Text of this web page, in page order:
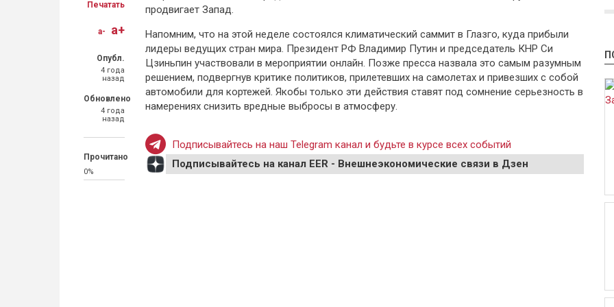
Печатать
a- a+
Опубл.
4 года
назад
Обновлено
4 года
назад
Прочитано
0%
продвигает Запад.
Напомним, что на этой неделе состоялся климатический саммит в Глазго, куда прибыли
лидеры ведущих стран мира. Президент РФ Владимир Путин и председатель КНР Си
Цзиньпин участвовали в мероприятии онлайн. Позже пресса назвала это самым разумным
решением, подвергнув критике политиков, прилетевших на самолетах и привезших с собой
автомобили для кортежей. Якобы только эти действия ставят под сомнение серьезность в
намерениях снизить вредные выбросы в атмосферу.
Подписывайтесь на наш Telegram канал и будьте в курсе всех событий
Подписывайтесь на канал EER - Внешнеэкономические связи в Дзен